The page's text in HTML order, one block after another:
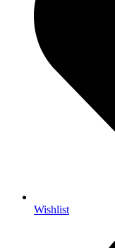
Wishlist